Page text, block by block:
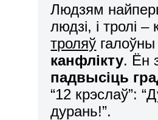
Людзям
людзі, і тролі
троляў
канфлікту. Ён
падвысіць
“12 крэслаў”:
дурань!”.